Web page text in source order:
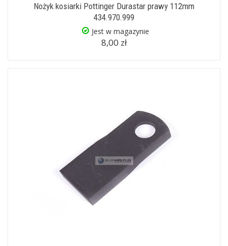
Nożyk kosiarki Pottinger Durastar prawy 112mm
434.970.999
Jest w magazynie
8,00 zł